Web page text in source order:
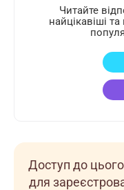
Читайте
найцікавіші
Доступ до
для